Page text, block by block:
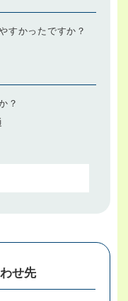
すかったですか？
？
せ先